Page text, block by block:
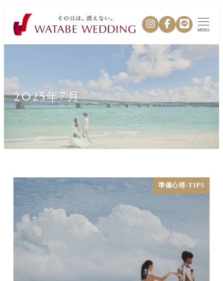
MENU
2025年7月
準備心得-TIPS